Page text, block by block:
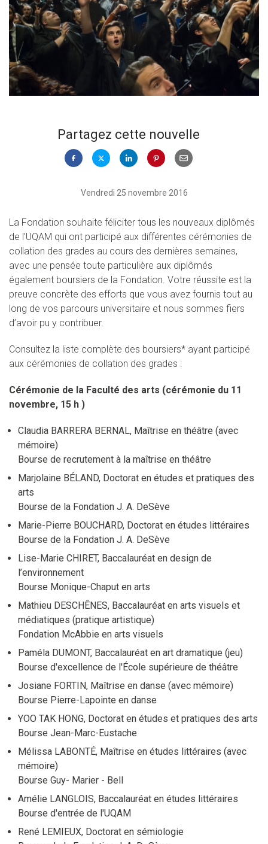
Partagez cette nouvelle
Vendredi 25 novembre 2016
La Fondation souhaite féliciter tous les nouveaux diplômés
de l’UQAM qui ont participé aux différentes cérémonies de
collation des grades au cours des dernières semaines,
avec une pensée toute particulière aux diplômés
également boursiers de la Fondation. Votre réussite est la
preuve concrète des efforts que vous avez fournis tout au
long de vos parcours universitaire et nous sommes fiers
d’avoir pu y contribuer.
Consultez la liste complète des boursiers* ayant participé
aux cérémonies de collation des grades :
Cérémonie de la Faculté des arts (cérémonie du 11
novembre, 15 h )
Claudia BARRERA BERNAL, Maîtrise en théâtre (avec
mémoire)
Bourse de recrutement à la maîtrise en théâtre
Marjolaine BÉLAND, Doctorat en études et pratiques des
arts
Bourse de la Fondation J. A. DeSève
Marie-Pierre BOUCHARD, Doctorat en études littéraires
Bourse de la Fondation J. A. DeSève
Lise-Marie CHIRET, Baccalauréat en design de
l’environnement
Bourse Monique-Chaput en arts
Mathieu DESCHÊNES, Baccalauréat en arts visuels et
médiatiques (pratique artistique)
Fondation McAbbie en arts visuels
Paméla DUMONT, Baccalauréat en art dramatique (jeu)
Bourse d'excellence de l'École supérieure de théâtre
Josiane FORTIN, Maîtrise en danse (avec mémoire)
Bourse Pierre-Lapointe en danse
YOO TAK HONG, Doctorat en études et pratiques des arts
Bourse Jean-Marc-Eustache
Mélissa LABONTÉ, Maîtrise en études littéraires (avec
mémoire)
Bourse Guy- Marier - Bell
Amélie LANGLOIS, Baccalauréat en études littéraires
Bourse d'entrée de l'UQAM
René LEMIEUX, Doctorat en sémiologie